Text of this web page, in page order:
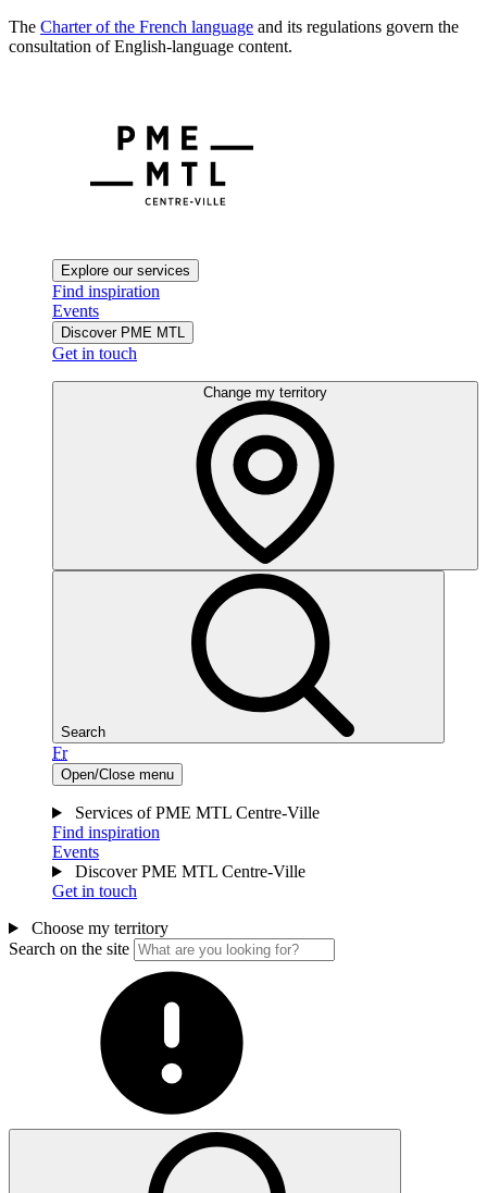
The Charter of the French language and its regulations govern the
consultation of English-language content.
Explore our services
Find inspiration
Events
Discover PME MTL
Get in touch
Change my territory
Search
Fr
Open/Close menu
Services of PME MTL Centre-Ville
Find inspiration
Events
Discover PME MTL Centre-Ville
Get in touch
Choose my territory
Search on the site